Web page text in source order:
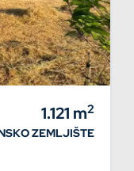
1.121 m2
ZEMLJIŠTE